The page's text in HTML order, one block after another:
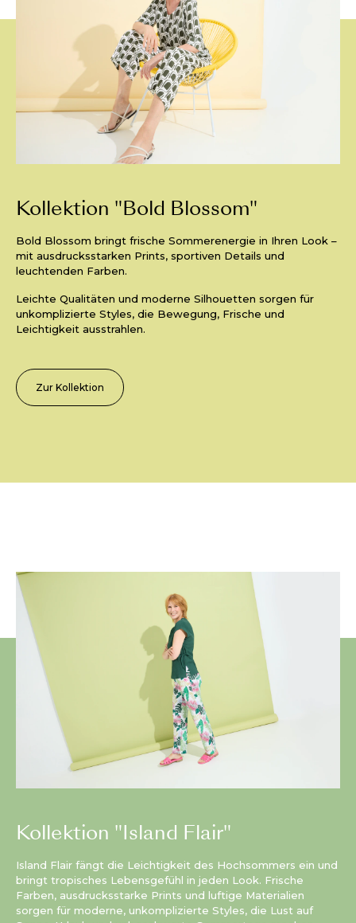
Kollektion "Bold Blossom"
Bold Blossom bringt frische Sommerenergie in Ihren Look –
mit ausdrucksstarken Prints, sportiven Details und
leuchtenden Farben.
Leichte Qualitäten und moderne Silhouetten sorgen für
unkomplizierte Styles, die Bewegung, Frische und
Leichtigkeit ausstrahlen.
Zur Kollektion
Kollektion "Island Flair"
Island Flair fängt die Leichtigkeit des Hochsommers ein und
bringt tropisches Lebensgefühl in jeden Look. Frische
Farben, ausdrucksstarke Prints und luftige Materialien
sorgen für moderne, unkomplizierte Styles, die Lust auf